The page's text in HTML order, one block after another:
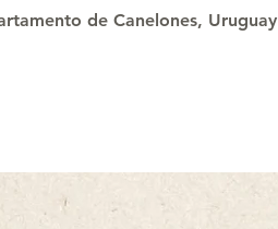
de Canelones, Uruguay